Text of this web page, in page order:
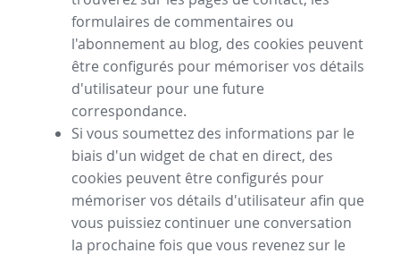
formulaires de commentaires ou
l'abonnement au blog, des cookies peuvent
être configurés pour mémoriser vos détails
d'utilisateur pour une future
correspondance.
Si vous soumettez des informations par le
biais d'un widget de chat en direct, des
cookies peuvent être configurés pour
mémoriser vos détails d'utilisateur afin que
vous puissiez continuer une conversation
la prochaine fois que vous revenez sur le